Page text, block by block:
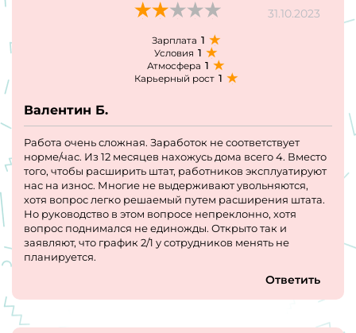
31.10.2023
Зарплата 1
Условия 1
Атмосфера 1
Карьерный рост 1
Валентин Б.
Работа очень сложная. Заработок не соответствует
норме/час. Из 12 месяцев нахожусь дома всего 4. Вместо
того, чтобы расширить штат, работников эксплуатируют
нас на износ. Многие не выдерживают увольняются,
хотя вопрос легко решаемый путем расширения штата.
Но руководство в этом вопросе непреклонно, хотя
вопрос поднимался не единожды. Открыто так и
заявляют, что график 2/1 у сотрудников менять не
планируется.
Ответить